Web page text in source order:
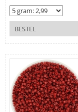
BESTEL